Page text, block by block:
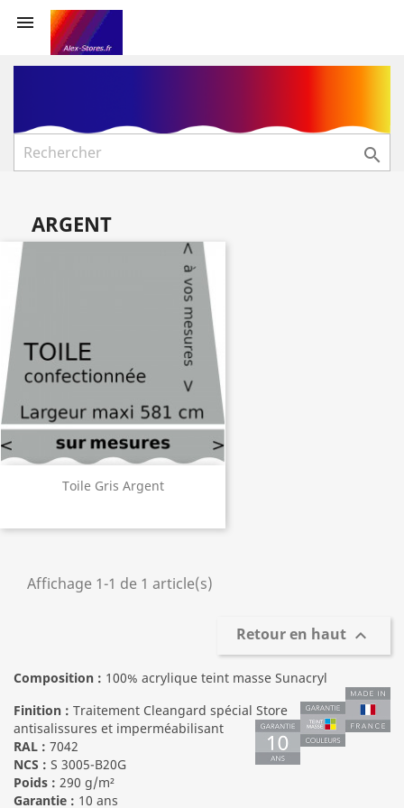


ARGENT
Toile Gris Argent
Affichage 1-1 de 1 article(s)
Retour en haut 
Composition : 100% acrylique teint masse Sunacryl
Finition : Traitement Cleangard spécial Store
antisalissures et imperméabilisant
RAL : 7042
NCS : S 3005-B20G
Poids : 290 g/m²
Garantie : 10 ans